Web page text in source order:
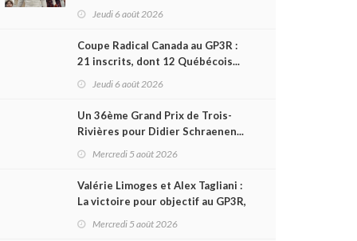
L'ascension d'une légende (+
Jeudi 6 août 2026
Coupe Radical Canada au GP3R :
21 inscrits, dont 12 Québécois...
et un premier gain d'Antoine
Jeudi 6 août 2026
Un 36ème Grand Prix de Trois-
Rivières pour Didier Schraenen...
et une première en Challenge
Mercredi 5 août 2026
Valérie Limoges et Alex Tagliani :
La victoire pour objectif au GP3R,
dans trois séries différentes
Mercredi 5 août 2026